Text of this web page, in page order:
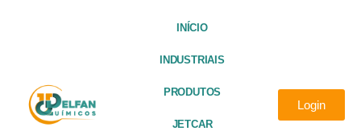
INÍCIO
INDUSTRIAIS
PRODUTOS
JETCAR
Login